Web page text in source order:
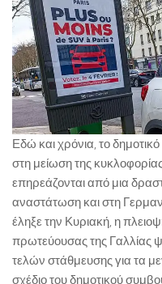
Εδώ και χρόνια, το
στη μείωση της
επηρεάζονται από μια
αναστάτωση και στη
έληξε την Κυριακή, η
πρωτεύουσας της Γαλλίας
τελών στάθμευσης για τα
σχέδιο του δημοτικού